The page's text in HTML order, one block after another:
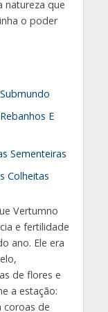
natureza que
o poder
E
Sementeiras
Colheitas
Vertumno
e fertilidade
ano. Ele era
de flores e
a estação:
coroas de